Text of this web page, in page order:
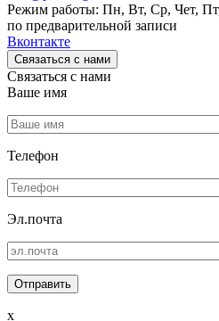
Режим работы: Пн, Вт, Ср, Чет,
по предварительной записи
Вконтакте
Связаться с нами
Связаться с нами
Ваше имя
Телефон
Эл.почта
x